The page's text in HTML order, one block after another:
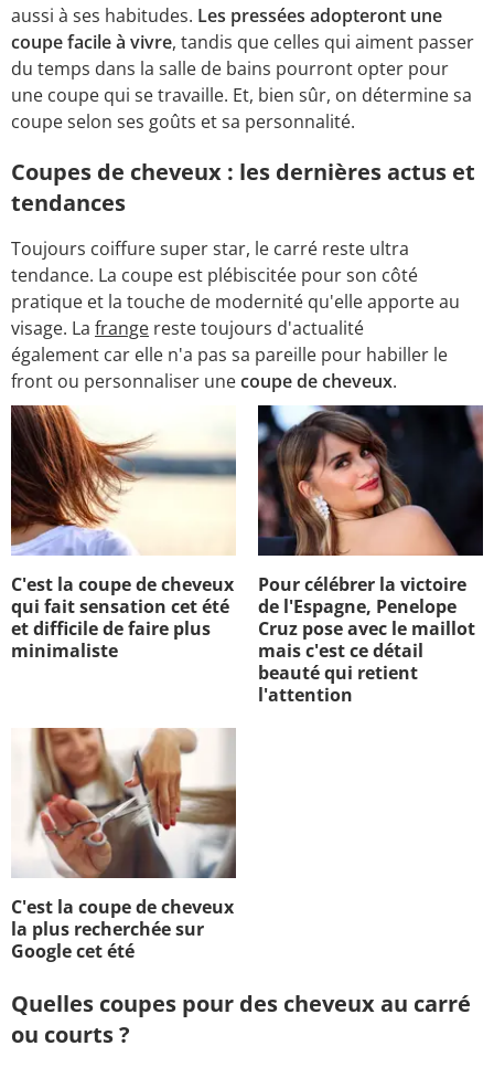
aussi à ses habitudes. Les pressées adopteront une
coupe facile à vivre, tandis que celles qui aiment passer
du temps dans la salle de bains pourront opter pour
une coupe qui se travaille. Et, bien sûr, on détermine sa
coupe selon ses goûts et sa personnalité.
Coupes de cheveux : les dernières actus et
tendances
Toujours coiffure super star, le carré reste ultra
tendance. La coupe est plébiscitée pour son côté
pratique et la touche de modernité qu'elle apporte au
visage. La frange reste toujours d'actualité
également car elle n'a pas sa pareille pour habiller le
front ou personnaliser unecoupe de cheveux.
C'est la coupe de cheveux
qui fait sensation cet été
et difficile de faire plus
minimaliste
Pour célébrer la victoire
de l'Espagne, Penelope
Cruz pose avec le maillot
mais c'est ce détail
beauté qui retient
l'attention
C'est la coupe de cheveux
la plus recherchée sur
Google cet été
Quelles coupes pour des cheveux au carré
ou courts ?